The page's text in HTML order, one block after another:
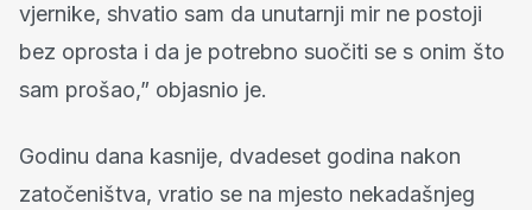
vjernike, shvatio sam da unutarnji mir ne postoji
bez oprosta i da je potrebno suočiti se s onim što
sam prošao,” objasnio je.
Godinu dana kasnije, dvadeset godina nakon
zatočeništva, vratio se na mjesto nekadašnjeg